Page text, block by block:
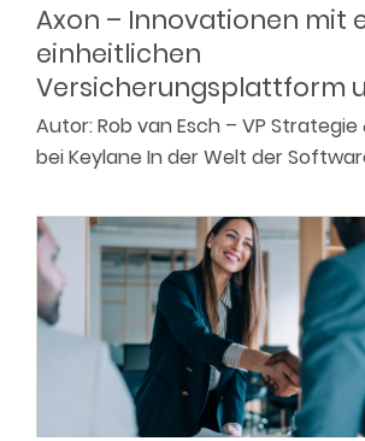
Axon – Innovationen mit
einheitlichen
Versicherungsplattform
Autor: Rob van Esch – VP
bei Keylane In der Welt der